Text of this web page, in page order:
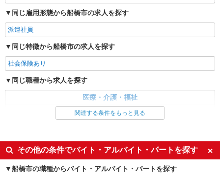
同じ雇用形態から船橋市の求人を探す
派遣社員
同じ特徴から船橋市の求人を探す
社会保険あり
同じ職種から求人を探す
医療・介護・福祉
医療事務・受付・クラーク
社会保険あり
関連する条件をもっと見る
その他の条件でバイト・アルバイト・パートを探す
船橋市の職種からバイト・アルバイト・パートを探す